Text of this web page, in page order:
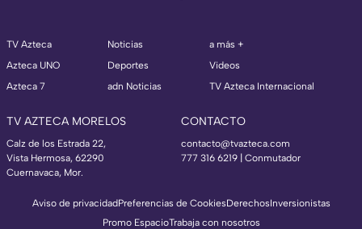
TV Azteca
Azteca UNO
Azteca 7
Noticias
Deportes
adn Noticias
a más +
Videos
TV Azteca Internacional
TV AZTECA MORELOS
Calz de los Estrada 22,
Vista Hermosa, 62290
Cuernavaca, Mor.
CONTACTO
contacto@tvazteca.com
777 316 6219 | Conmutador
Aviso de privacidadPreferencias de CookiesDerechosInversionistas
Promo EspacioTrabaja con nosotros